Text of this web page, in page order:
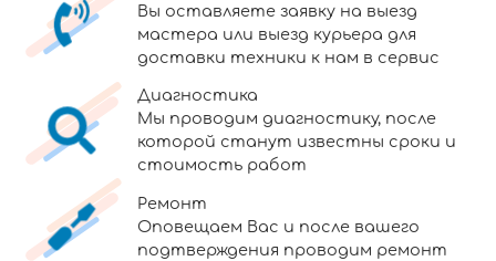
Вы оставляете заявку на выезд
мастера или выезд курьера для
доставки техники к нам в сервис
Диагностика
Мы проводим диагностику, после
которой станут известны сроки и
стоимость работ
Ремонт
Оповещаем Вас и после вашего
подтверждения проводим ремонт